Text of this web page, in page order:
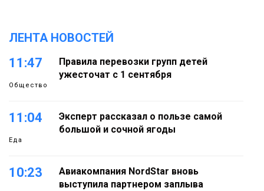
ЛЕНТА НОВОСТЕЙ
11:47
Общество
Правила перевозки групп детей
ужесточат с 1 сентября
11:04
Еда
Эксперт рассказал о пользе самой
большой и сочной ягоды
10:23
Авиакомпания NordStar вновь
выступила партнером заплыва